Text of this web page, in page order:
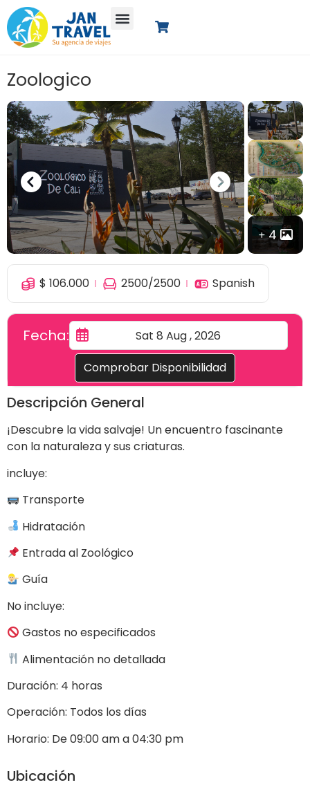
Zoologico
4
$ 106.000 2500/2500 Spanish
Fecha:
Comprobar Disponibilidad
Descripción General
¡Descubre la vida salvaje! Un encuentro fascinante
con la naturaleza y sus criaturas.
incluye:
Transporte
Hidratación
Entrada al Zoológico
Guía
No incluye:
Gastos no especificados
Alimentación no detallada
Duración: 4 horas
Operación: Todos los días
Horario: De 09:00 am a 04:30 pm
Ubicación